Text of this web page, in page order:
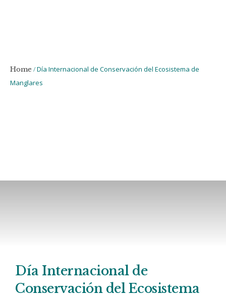
Home /Día Internacional de Conservación del Ecosistema de
Manglares
Día Internacional de
Conservación del Ecosistema